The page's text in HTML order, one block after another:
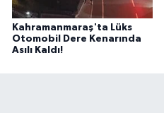
Kahramanmaraş'ta Lüks
Otomobil Dere Kenarında
Asılı Kaldı!
YARIŞMALAR
TANITIM